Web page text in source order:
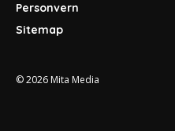
Personvern
Sitemap
© 2026 Mita Media